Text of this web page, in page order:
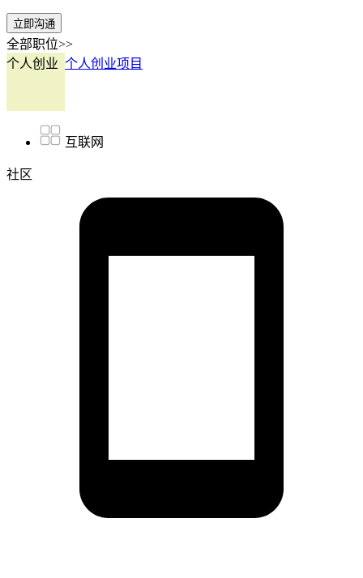
立即沟通
全部职位>>
个人创业 个人创业项目
互联网
社区